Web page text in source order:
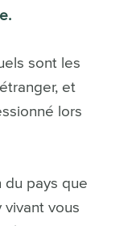
sont les
et
lors
du pays que
vivant vous